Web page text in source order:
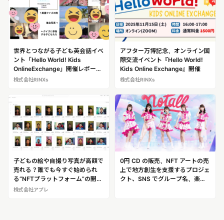
世界とつながる子ども英会話イベ
ント「Hello World! Kids
OnlineExchange」開催レポート
—— 韓国・メキシコからも参
株式会社RINXs
アフター万博記念、オンライン国
際交流イベント『Hello World!
Kids Online Exchange』開催
株式会社RINXs
子どもの絵や自撮り写真が高額で
売れる？誰でも今すぐ始められ
る“NFTプラットフォーム”の開発
に携わるNFTコンサルタントに聞
株式会社アプレ
0円 CD の販売、NFT アートの売
上で地方創生を支援するプロジェ
クト、SNS でグループ名、楽